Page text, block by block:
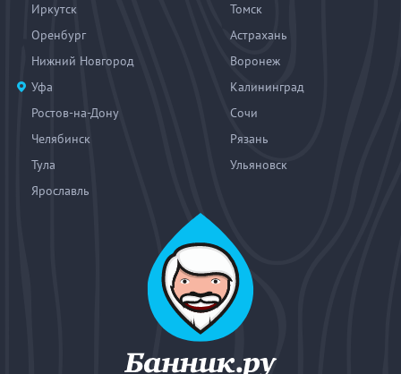
Иркутск
Томск
Оренбург
Астрахань
Нижний Новгород
Воронеж
Уфа
Калининград
Ростов-на-Дону
Сочи
Челябинск
Рязань
Тула
Ульяновск
Ярославль